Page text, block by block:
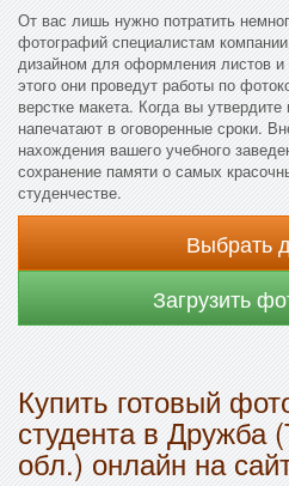
От вас лишь нужно потратить
фотографий специалистам
дизайном для оформления листов
этого они проведут работы по
верстке макета. Когда вы
напечатают в оговоренные сроки.
нахождения вашего учебного
сохранение памяти о самых
студенчестве.
Выбрать
Загрузить
Купить готовый
студента в Дружба
обл.) онлайн на